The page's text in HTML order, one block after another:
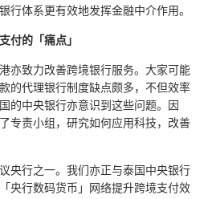
行体系更有效地发挥金融中介作用。
的「痛点」
亦致力改善跨境银行服务。大家可能
的代理银行制度缺点颇多，不但效率
的中央银行亦意识到这些问题。因
专责小组，研究如何应用科技，改善
央行之一。我们亦正与泰国中央银行
央行数码货币」网络提升跨境支付效